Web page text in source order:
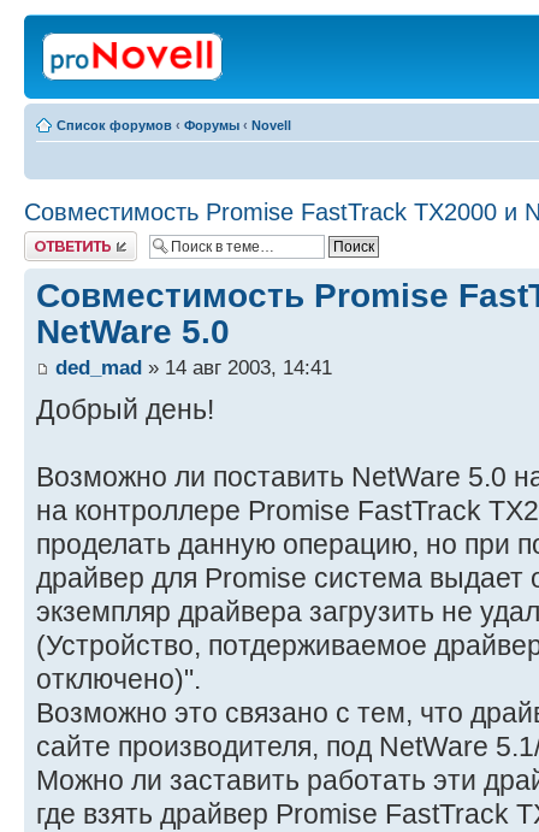
Список форумов ‹ Форумы ‹ Novell
Совместимость Promise FastTrack TX2000 и
Ответить
Совместимость Promise
NetWare 5.0
ded_mad » 14 авг 2003, 14:41
Добрый день!
Возможно ли поставить NetWare 5.0
на контроллере Promise FastTrack
проделать данную операцию, но при
драйвер для Promise система
экземпляр драйвера загрузить не
(Устройство, потдерживаемое
отключено)".
Возможно это связано с тем, что
сайте производителя, под NetWare
Можно ли заставить работать эти
где взять драйвер Promise FastTrack